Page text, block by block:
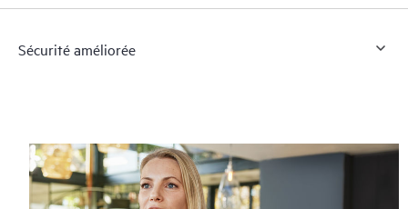
Sécurité améliorée